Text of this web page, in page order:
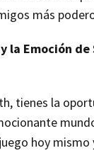
más
la Emoción
tienes la
hoy